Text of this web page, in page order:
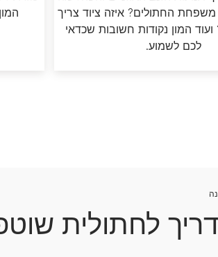
החתולים? איזה ציוד צריך
המון נקודות חשובות שכדאי
לכם לשמוע.
לחתולית